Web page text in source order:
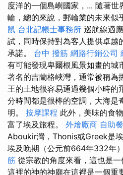
度洋的一個島嶼國家，... 隨著世
輪，總的來說，郵輪業的未來似
鼠 台北記帳士事務所 巡航線適
試，同時保持對為客人提供卓越
承諾。 台中 撥筋 網路行銷公司
有可能發現卑爾根風景如畫的城
著名的吉蘭格峽灣，通常被稱為
王的土地很容易通過幾個小時的
分時間都是很棒的空調，大海是
明。 按摩課程 此外，美味的食
富了埃及旅程。 外燴廠商 自助餐
Aboukir灣，Thonis或Greek是
埃及晚期（公元前664年332年
筋 從宗教的角度來看，這也是
這裡的神的神廟在這裡是一個重